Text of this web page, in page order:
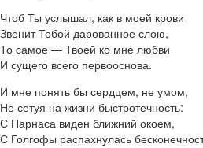
Чтоб Ты услышал, как в моей крови
Звенит Тобой дарованное слою,
То самое — Твоей ко мне любви
И сущего всего первооснова.
И мне понять бы сердцем, не умом,
Не сетуя на жизни быстротечность:
С Парнаса виден ближний окоем,
С Голгофы распахнулась